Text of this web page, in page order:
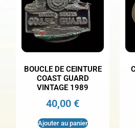
BOUCLE DE CEINTURE
COAST GUARD
VINTAGE 1989
40,00€
Ajouter au panier